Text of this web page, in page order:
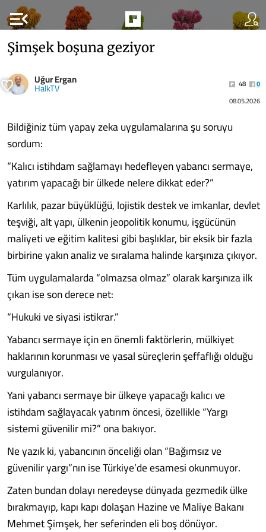
menu_open
Şimşek boşuna geziyor
Uğur Ergan
HalkTV 48
0
08.05.2026
Bildiğiniz tüm yapay zeka uygulamalarına şu soruyu
sordum:
“Kalıcı istihdam sağlamayı hedefleyen yabancı sermaye,
yatırım yapacağı bir ülkede nelere dikkat eder?”
Karlılık, pazar büyüklüğü, lojistik destek ve imkanlar, devlet
teşviği, alt yapı, ülkenin jeopolitik konumu, işgücünün
maliyeti ve eğitim kalitesi gibi başlıklar, bir eksik bir fazla
birbirine yakın analiz ve sıralama halinde karşınıza çıkıyor.
Tüm uygulamalarda “olmazsa olmaz” olarak karşınıza ilk
çıkan ise son derece net:
“Hukuki ve siyasi istikrar.”
Yabancı sermaye için en önemli faktörlerin, mülkiyet
haklarının korunması ve yasal süreçlerin şeffaflığı olduğu
vurgulanıyor.
Yani yabancı sermaye bir ülkeye yapacağı kalıcı ve
istihdam sağlayacak yatırım öncesi, özellikle “Yargı
sistemi güvenilir mi?” ona bakıyor.
Ne yazık ki, yabancının önceliği olan “Bağımsız ve
güvenilir yargı”nın ise Türkiye’de esamesi okunmuyor.
Zaten bundan dolayı neredeyse dünyada gezmedik ülke
bırakmayıp, kapı kapı dolaşan Hazine ve Maliye Bakanı
Mehmet Şimşek, her seferinden eli boş dönüyor.